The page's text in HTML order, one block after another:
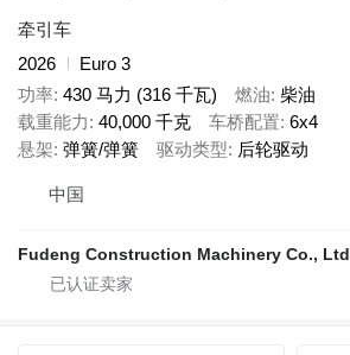
牵引车
2026
Euro 3
功率 430 马力 (316 千瓦) 燃油 柴油
载重能力 40,000 千克 车桥配置 6x4
悬架 弹簧/弹簧 驱动类型 后轮驱动
中国
Fudeng Construction Machinery Co., Ltd